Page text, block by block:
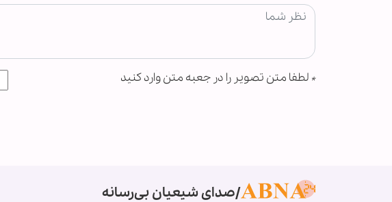
* لطفا متن تصویر را در جعبه متن وارد کنید
صدای شیعیان بی‌رسانه